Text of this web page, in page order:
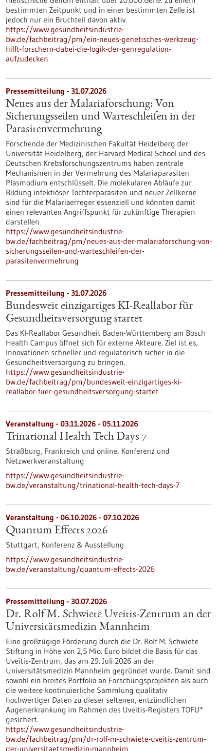
bestimmten Zeitpunkt und in einer bestimmten Zelle ist
jedoch nur ein Bruchteil davon aktiv.
https://www.gesundheitsindustrie-
bw.de/fachbeitrag/pm/ein-neues-genetisches-werkzeug-
hilft-forschern-dabei-die-logik-der-genregulation-
aufzudecken
Pressemitteilung - 31.07.2026
Neues aus der Malariaforschung: Von
Sicherungsseilen und Warteschleifen in der
Parasitenvermehrung
Forschende der Medizinischen Fakultät Heidelberg der
Universität Heidelberg, der Harvard Medical School und des
Deutschen Krebsforschungszentrums haben zentrale
Mechanismen in der Vermehrung des Malariaparasiten
Plasmodium entschlüsselt. Die molekularen Abläufe zur
Bildung infektiöser Tochterparasiten und neuer Zellkerne
sind für die Malariaerreger essenziell und könnten damit
einen relevanten Angriffspunkt für zukünftige Therapien
darstellen.
https://www.gesundheitsindustrie-
bw.de/fachbeitrag/pm/neues-aus-der-malariaforschung-von-
sicherungsseilen-und-warteschleifen-der-
parasitenvermehrung
Pressemitteilung - 31.07.2026
Bundesweit einzigartiges KI-Reallabor für
Gesundheits­versorgung startet
Das KI-Reallabor Gesundheit Baden-Württemberg am Bosch
Health Campus öffnet sich für externe Akteure. Ziel ist es,
Innovationen schneller und regulatorisch sicher in die
Gesundheitsversorgung zu bringen.
https://www.gesundheitsindustrie-
bw.de/fachbeitrag/pm/bundesweit-einzigartiges-ki-
reallabor-fuer-gesundheitsversorgung-startet
Veranstaltung - 03.11.2026 - 05.11.2026
Trinational Health Tech Days 7
Straßburg, Frankreich und online, Konferenz und
Netzwerkveranstaltung
https://www.gesundheitsindustrie-
bw.de/veranstaltung/trinational-health-tech-days-7
Veranstaltung - 06.10.2026 - 07.10.2026
Quantum Effects 2026
Stuttgart, Konferenz & Ausstellung
https://www.gesundheitsindustrie-
bw.de/veranstaltung/quantum-effects-2026
Pressemitteilung - 30.07.2026
Dr. Rolf M. Schwiete Uveitis-Zentrum an der
Universitätsmedizin Mannheim
Eine großzügige Förderung durch die Dr. Rolf M. Schwiete
Stiftung in Höhe von 2,5 Mio. Euro bildet die Basis für das
Uveitis-Zentrum, das am 29. Juli 2026 an der
Universitätsmedizin Mannheim gegründet wurde. Damit sind
sowohl ein breites Portfolio an Forschungsprojekten als auch
die weitere kontinuierliche Sammlung qualitativ
hochwertiger Daten zu dieser seltenen, entzündlichen
Augenerkrankung im Rahmen des Uveitis-Registers TOFU*
gesichert.
https://www.gesundheitsindustrie-
bw.de/fachbeitrag/pm/dr-rolf-m-schwiete-uveitis-zentrum-
der-universitaetsmedizin-mannheim